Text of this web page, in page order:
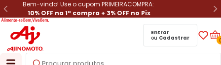
Bem-vindo! Use o cupom PRIMEIRACOMPRA:
10% OFF na 1ª compra + 3% OFF no Pix
Entrar
ou Cadastrar